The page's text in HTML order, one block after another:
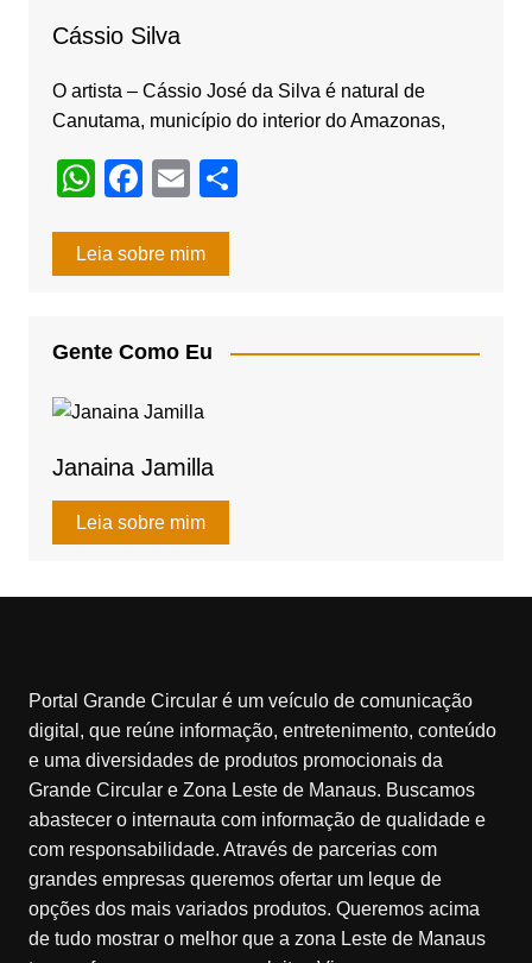
o
k
Cássio Silva
O artista – Cássio José da Silva é natural de
Canutama, município do interior do Amazonas,
W
at
p
p
F
c
o
o
E
ail
Leia sobre mim
Gente Como Eu
Janaina Jamilla
Leia sobre mim
Portal Grande Circular é um veículo de comunicação
digital, que reúne informação, entretenimento, conteúdo
e uma diversidades de produtos promocionais da
Grande Circular e Zona Leste de Manaus. Buscamos
abastecer o internauta com informação de qualidade e
com responsabilidade. Através de parcerias com
grandes empresas queremos ofertar um leque de
opções dos mais variados produtos. Queremos acima
de tudo mostrar o melhor que a zona Leste de Manaus